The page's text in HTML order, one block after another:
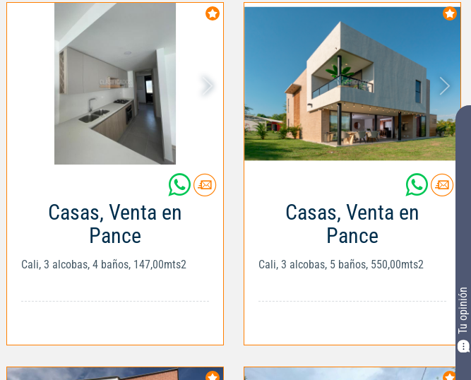
Tu opinión
Casas, Venta en
Pance
Cali, 3 alcobas, 4 baños, 147,00mts2
Casas, Venta en
Pance
Cali, 3 alcobas, 5 baños, 550,00mts2